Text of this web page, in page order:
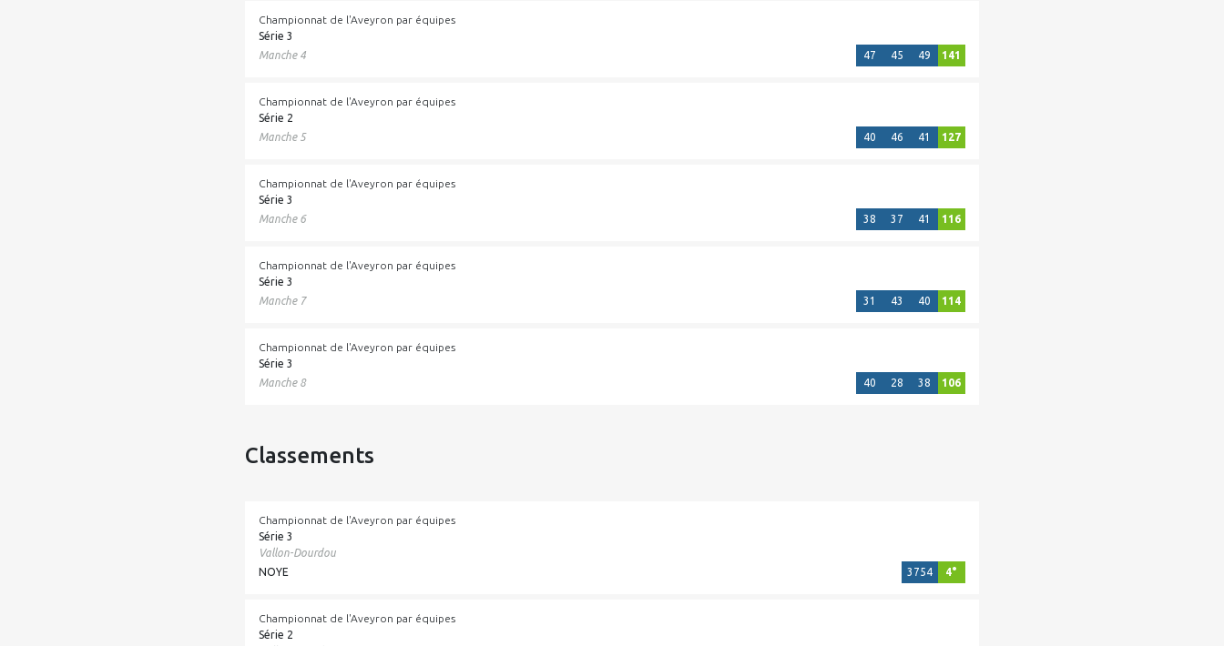
Championnat de l'Aveyron par équipes
Série 3
Manche 4
47 45 49 141
Championnat de l'Aveyron par équipes
Série 2
Manche 5
40 46 41 127
Championnat de l'Aveyron par équipes
Série 3
Manche 6
38 37 41 116
Championnat de l'Aveyron par équipes
Série 3
Manche 7
31 43 40 114
Championnat de l'Aveyron par équipes
Série 3
Manche 8
40 28 38 106
Classements
Championnat de l'Aveyron par équipes
Série 3
Vallon-Dourdou
NOYE
3754 4°
Championnat de l'Aveyron par équipes
Série 2